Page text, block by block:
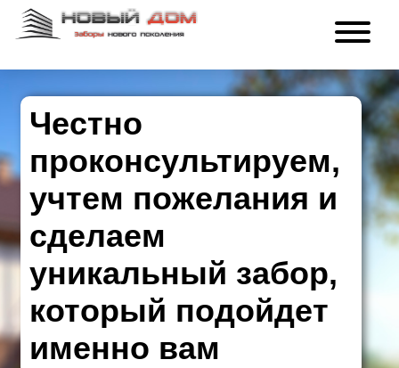
Честно
проконсультируем,
учтем пожелания и
сделаем
уникальный забор,
который подойдет
именно вам